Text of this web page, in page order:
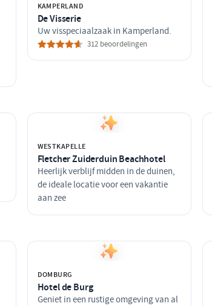
KAMPERLAND
De Visserie
Uw visspeciaalzaak in Kamperland.
312 beoordelingen
WESTKAPELLE
Fletcher Zuiderduin Beachhotel
Heerlijk verblijf midden in de duinen,
de ideale locatie voor een vakantie
aan zee
DOMBURG
Hotel de Burg
Geniet in een rustige omgeving van al